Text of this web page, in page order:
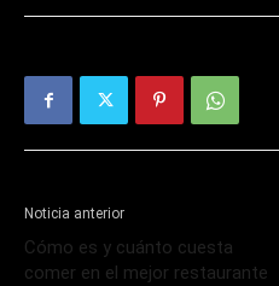
Noticia anterior
Cómo es y cuánto cuesta
comer en el mejor restaurante